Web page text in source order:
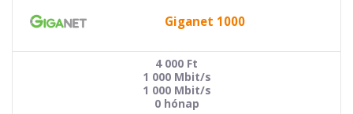
Giganet 1000
4 000 Ft
1 000 Mbit/s
1 000 Mbit/s
0 hónap